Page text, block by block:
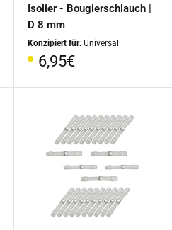
Isolier - Bougierschlauch |
D 8 mm
Konzipiert für: Universal
Sonderpreis
6,95€